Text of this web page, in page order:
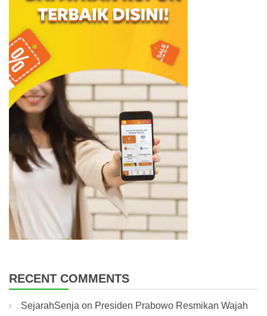
RECENT COMMENTS
SejarahSenja on Presiden Prabowo Resmikan Wajah